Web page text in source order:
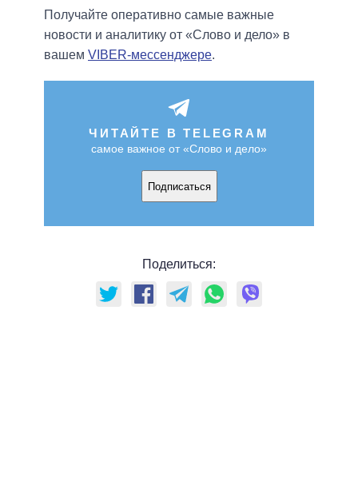
Получайте оперативно самые важные
новости и аналитику от «Слово и дело» в
вашем VIBER-мессенджере.
ЧИТАЙТЕ В TELEGRAM
самое важное от «Слово и дело»
Подписаться
Поделиться: